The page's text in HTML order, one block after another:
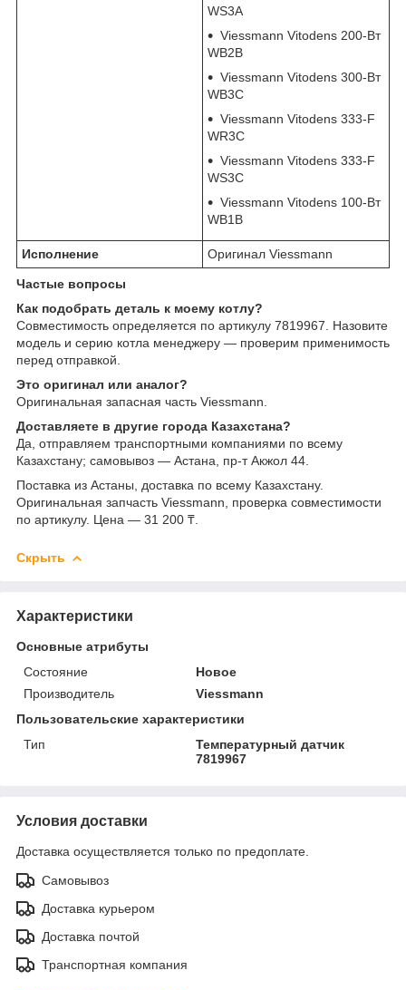
WS3A
Viessmann Vitodens 200-Вт
WB2B
Viessmann Vitodens 300-Вт
WB3C
Viessmann Vitodens 333-F
WR3C
Viessmann Vitodens 333-F
WS3C
Viessmann Vitodens 100-Вт
WB1B
Исполнение Оригинал Viessmann
Частые вопросы
Как подобрать деталь к моему котлу?
Совместимость определяется по артикулу 7819967. Назовите
модель и серию котла менеджеру — проверим применимость
перед отправкой.
Это оригинал или аналог?
Оригинальная запасная часть Viessmann.
Доставляете в другие города Казахстана?
Да, отправляем транспортными компаниями по всему
Казахстану; самовывоз — Астана, пр-т Акжол 44.
Поставка из Астаны, доставка по всему Казахстану.
Оригинальная запчасть Viessmann, проверка совместимости
по артикулу. Цена — 31 200 ₸.
Скрыть
Характеристики
Основные атрибуты
Состояние
Новое
Производитель
Viessmann
Пользовательские характеристики
Тип
Температурный датчик
7819967
Условия доставки
Доставка осуществляется только по предоплате.
Самовывоз
Доставка курьером
Доставка почтой
Транспортная компания